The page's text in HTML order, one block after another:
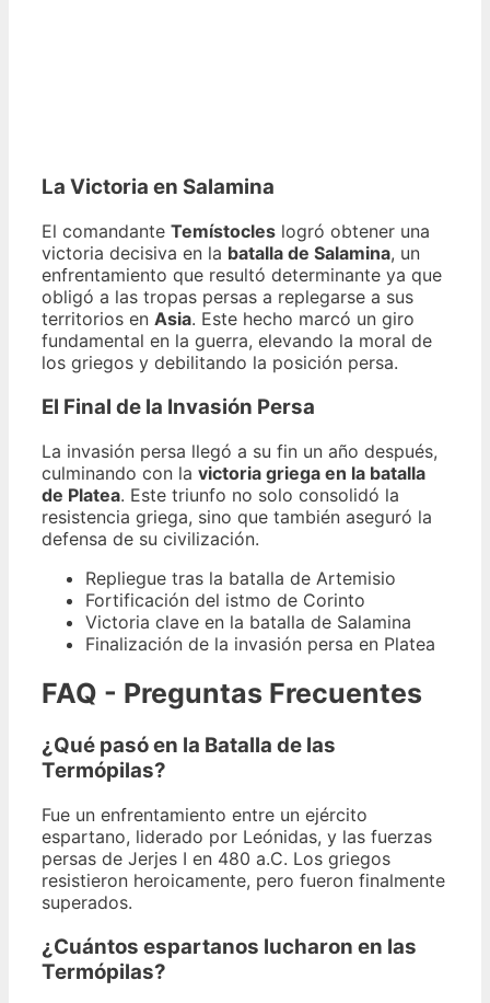
La Victoria en Salamina
El comandante Temístocles logró obtener una
victoria decisiva en la batalla de Salamina, un
enfrentamiento que resultó determinante ya que
obligó a las tropas persas a replegarse a sus
territorios en Asia. Este hecho marcó un giro
fundamental en la guerra, elevando la moral de
los griegos y debilitando la posición persa.
El Final de la Invasión Persa
La invasión persa llegó a su fin un año después,
culminando con la victoria griega en la batalla
de Platea. Este triunfo no solo consolidó la
resistencia griega, sino que también aseguró la
defensa de su civilización.
Repliegue tras la batalla de Artemisio
Fortificación del istmo de Corinto
Victoria clave en la batalla de Salamina
Finalización de la invasión persa en Platea
FAQ - Preguntas Frecuentes
¿Qué pasó en la Batalla de las
Termópilas?
Fue un enfrentamiento entre un ejército
espartano, liderado por Leónidas, y las fuerzas
persas de Jerjes I en 480 a.C. Los griegos
resistieron heroicamente, pero fueron finalmente
superados.
¿Cuántos espartanos lucharon en las
Termópilas?